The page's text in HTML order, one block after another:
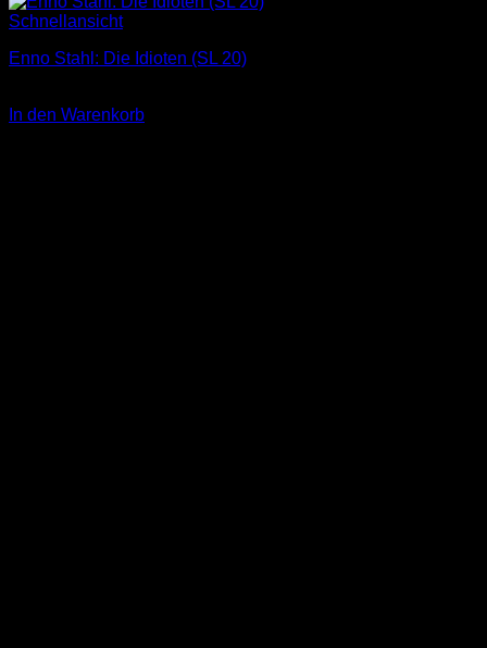
Schnellansicht
Enno Stahl: Die Idioten (SL 20)
In den Warenkorb